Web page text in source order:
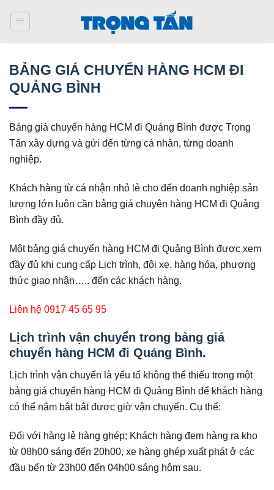
qua
BẢNG GIÁ CHUYỂN HÀNG HCM ĐI
QUẢNG BÌNH
Bảng giá chuyển hàng HCM đi Quảng Bình được Trọng
Tấn xây dựng và gửi đến từng cá nhân, từng doanh
nghiệp.
Khách hàng từ cá nhận nhỏ lẻ cho đến doanh nghiệp sản
lượng lớn luôn cần bảng giá chuyên hàng HCM đi Quảng
Bình đầy đủ.
Một bảng giá chuyển hàng HCM đi Quảng Bình được xem
đầy đủ khi cung cấp Lịch trình, đội xe, hàng hóa, phương
thức giao nhận….. đến các khách hàng.
Liên hệ 0917 45 65 95
Lịch trình vận chuyển trong bảng giá
chuyển hàng HCM đi Quảng Bình.
Lịch trình vận chuyển là yếu tố không thể thiếu trong một
bảng giá chuyển hàng HCM đi Quảng Bình để khách hàng
có thể nắm bắt bắt được giờ vận chuyển. Cụ thể:
Đối với hàng lẻ hàng ghép; Khách hàng đem hàng ra kho
từ 08h00 sáng đến 20h00, xe hàng ghép xuất phát ở các
đầu bến từ 23h00 đến 04h00 sáng hôm sau.